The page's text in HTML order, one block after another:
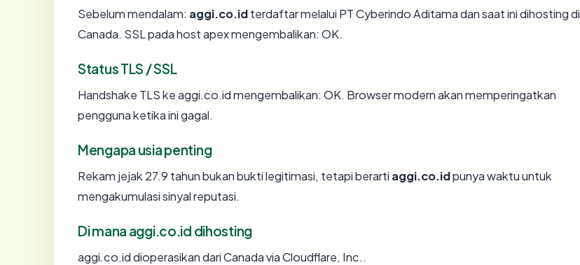
Sebelum mendalam: aggi.co.idterdaftar melalui PT Cyberindo Aditama dan saat ini dihosting di
Canada. SSL pada host apex mengembalikan: OK.
Status TLS / SSL
Handshake TLS ke aggi.co.id mengembalikan: OK. Browser modern akan memperingatkan
pengguna ketika ini gagal.
Mengapa usia penting
Rekam jejak 27.9 tahun bukan bukti legitimasi, tetapi berarti aggi.co.idpunya waktu untuk
mengakumulasi sinyal reputasi.
Di mana aggi.co.id dihosting
aggi.co.id dioperasikan dari Canada via Cloudflare, Inc..